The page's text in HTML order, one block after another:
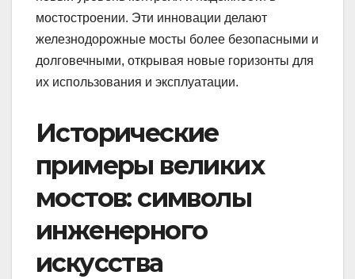
мостостроении. Эти инновации делают
железнодорожные мосты более безопасными и
долговечными, открывая новые горизонты для
их использования и эксплуатации.
Исторические
примеры великих
мостов: символы
инженерного
искусства